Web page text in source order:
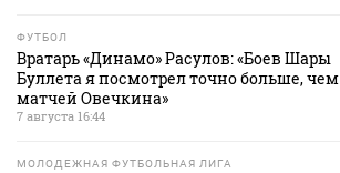
ФУТБОЛ
Вратарь «Динамо» Расулов: «Боев Шары
Буллета я посмотрел точно больше, чем
матчей Овечкина»
7 августа 16:44
МОЛОДЕЖНАЯ ФУТБОЛЬНАЯ ЛИГА